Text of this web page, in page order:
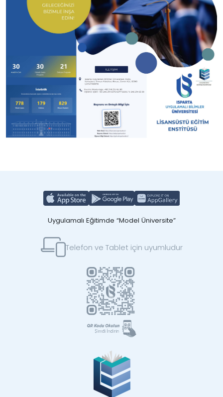
Uygulamalı Eğitimde “Model Üniversite”
Telefon ve Tablet için uyumludur